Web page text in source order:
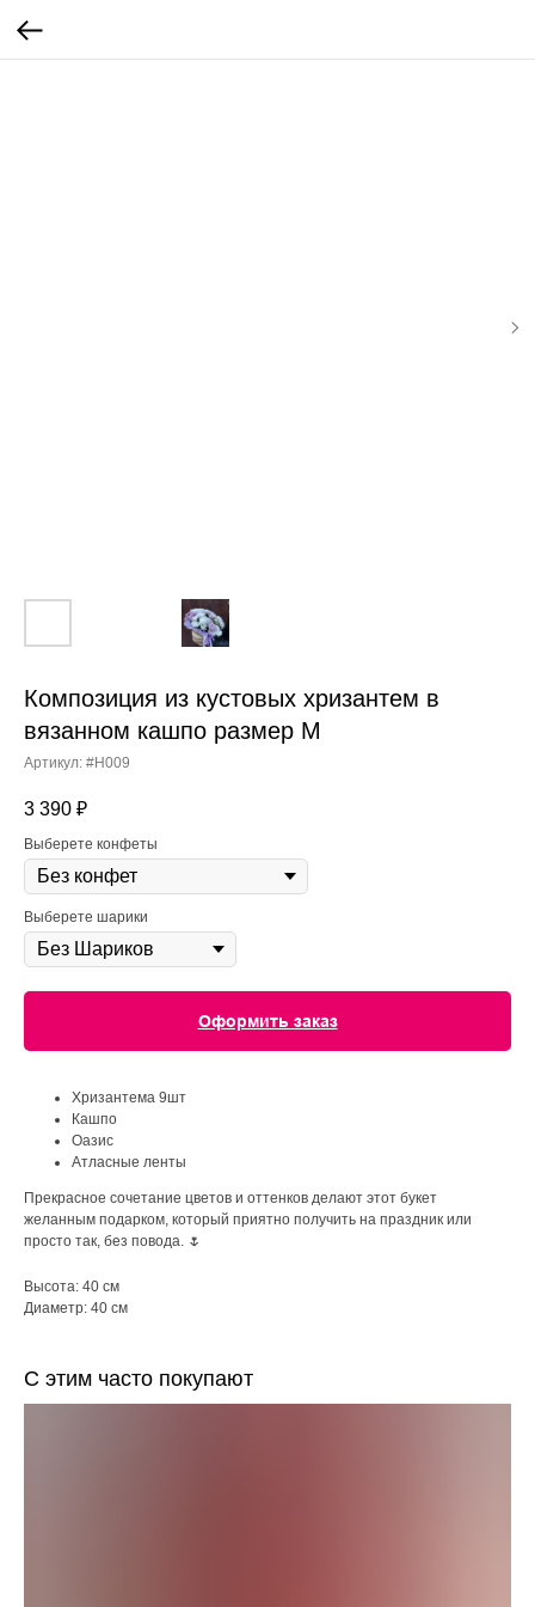
Композиция из кустовых хризантем в
вязанном кашпо размер М
Артикул: #H009
3 390 ₽
Выберете конфеты
Выберете шарики
Оформить заказ
Хризантема 9шт
Кашпо
Оазис
Атласные ленты
Прекрасное сочетание цветов и оттенков делают этот букет
желанным подарком, который приятно получить на праздник или
просто так, без повода. 🌷
Высота: 40 см
Диаметр: 40 см
С этим часто покупают